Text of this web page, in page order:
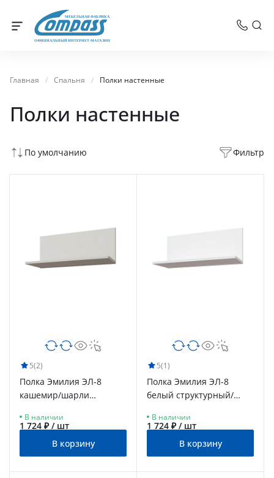
МЕБЕЛЬНАЯ ФАБРИКА
ОФИЦИАЛЬНЫЙ ИНТЕРНЕТ-МАГАЗИН
Главная / Спальня / Полки настенные
Полки настенные
По умолчанию Фильтр
5(2)
Полка Эмилия ЭЛ-8
кашемир/шарли
В наличии
1 724 ₽ / шт
В корзину
5(1)
Полка Эмилия ЭЛ-8
белый структурный/
В наличии
1 724 ₽ / шт
В корзину